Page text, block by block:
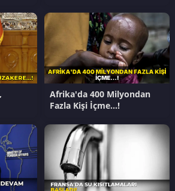
Afrika'da 400 Milyondan
Fazla Kişi İçme…!